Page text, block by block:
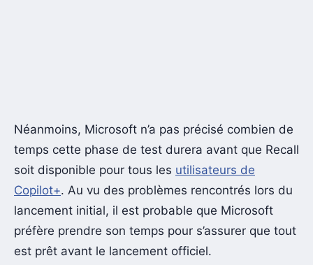
Néanmoins, Microsoft n’a pas précisé combien de
temps cette phase de test durera avant que Recall
soit disponible pour tous les utilisateurs de
Copilot+. Au vu des problèmes rencontrés lors du
lancement initial, il est probable que Microsoft
préfère prendre son temps pour s’assurer que tout
est prêt avant le lancement officiel.